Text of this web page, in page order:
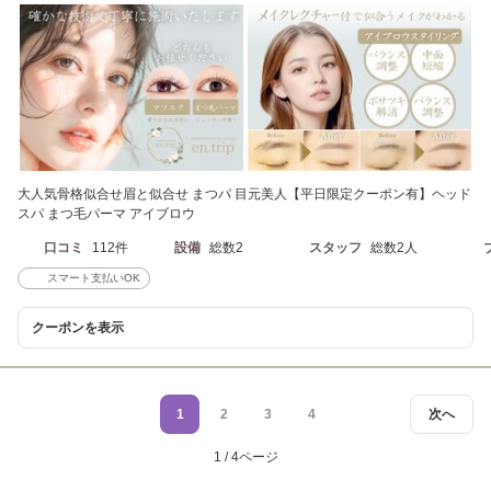
大人気骨格似合せ眉と似合せ まつパ 目元美人【平日限定クーポン有】ヘッド
スパ まつ毛パーマ アイブロウ
口コミ 112件 設備 総数2 スタッフ 総数2人
スマート支払いOK
クーポンを表示
次へ
1 2 3 4
1 / 4ページ